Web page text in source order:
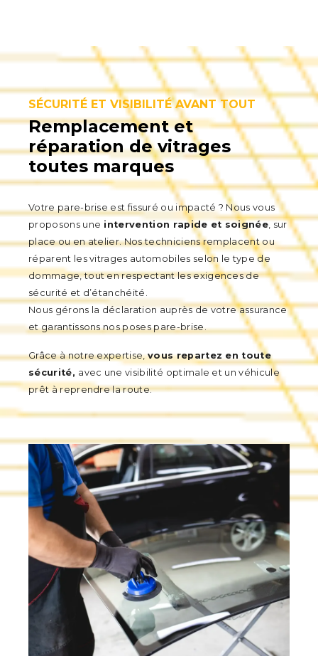
SÉCURITÉ ET VISIBILITÉ AVANT TOUT
Remplacement et
réparation de vitrages
toutes marques
Votre pare-brise est fissuré ou impacté ? Nous vous
proposons une intervention rapide et soignée, sur
place ou en atelier. Nos techniciens remplacent ou
réparent les vitrages automobiles selon le type de
dommage, tout en respectant les exigences de
sécurité et d’étanchéité.
Nous gérons la déclaration auprès de votre assurance
et garantissons nos poses pare-brise.
Grâce à notre expertise,vous repartez en toute
sécurité, avec une visibilité optimale et un véhicule
prêt à reprendre la route.